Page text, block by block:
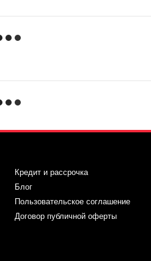
Кредит и рассрочка
Блог
Пользовательское соглашение
Договор публичной оферты